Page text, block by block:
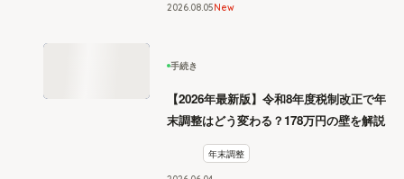
2026 08 05New
手続き
【2026年最新版】令和8年度税制改正で年
末調整はどう変わる？178万円の壁を解説
年末調整